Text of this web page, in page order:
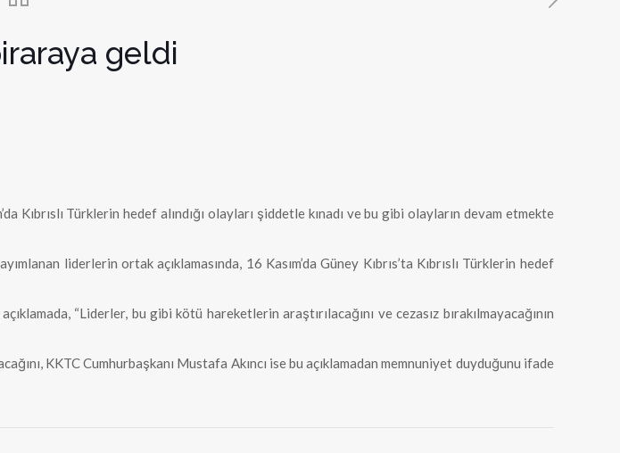
geldi
Kıbrıslı Türklerin hedef alındığı olayları şiddetle kınadı ve bu gibi olayların devam etmekte
liderlerin ortak açıklamasında, 16 Kasım’da Güney Kıbrıs’ta Kıbrıslı Türklerin hedef
“Liderler, bu gibi kötü hareketlerin araştırılacağını ve cezasız bırakılmayacağının
KKTC Cumhurbaşkanı Mustafa Akıncı ise bu açıklamadan memnuniyet duyduğunu ifade